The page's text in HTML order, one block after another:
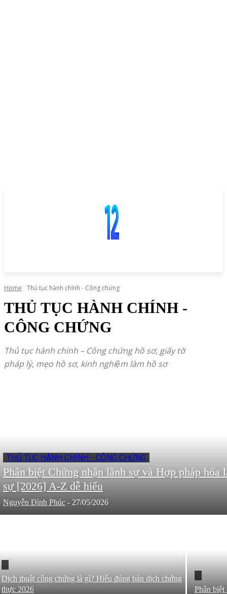
Home Thủ tục hành chính - Công chứng
THỦ TỤC HÀNH CHÍNH -
CÔNG CHỨNG
Thủ tục hành chính – Công chứng hồ sơ, giấy tờ
pháp lý, mẹo hồ sơ, kinh nghiệm làm hồ sơ
THỦ TỤC HÀNH CHÍNH - CÔNG CHỨNG
Phân biệt Chứng nhận lãnh sự và Hợp pháp hóa
sự [2026] A-Z dễ hiểu
Nguyễn Đình Phúc - 27/05/2026
Dịch thuật công chứng là gì? Hiểu đúng bản dịch chứng
thực 2026
Phân